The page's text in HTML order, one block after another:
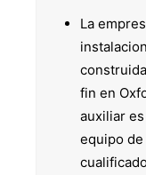
La
fin en
auxiliar
equipo